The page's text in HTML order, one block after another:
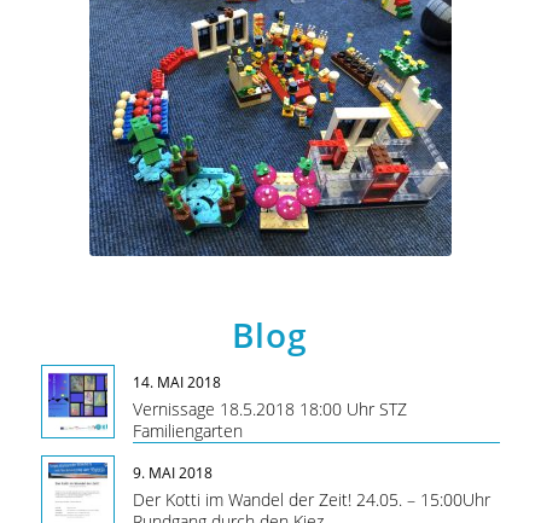
Blog
14. MAI 2018
Vernissage 18.5.2018 18:00 Uhr STZ
Familiengarten
9. MAI 2018
Der Kotti im Wandel der Zeit! 24.05. – 15:00Uhr